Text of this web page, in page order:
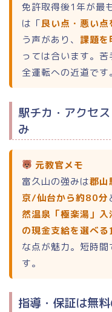
免許取得後1年が最
は「良い点・悪い
う声があり、 課題を
っては合います。
全運転への近道です。
駅チカ・アクセ
み
元教官メモ
富久山の強みは郡山
京/仙台から約80分
然温泉「極楽湯」
の現金支給を選べる
な点が魅力。短時
す。
指導・保証は無